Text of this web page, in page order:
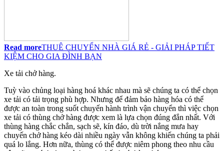
Read moreTHUÊ CHUYỂN NHÀ GIÁ RẺ - GIẢI PHÁP TIẾT
KIỆM CHO GIA ĐÌNH BẠN
Xe tải chở hàng.
Tuỳ vào chủng loại hàng hoá khác nhau mà sẽ chúng ta có thể chọn
xe tải có tải trọng phù hợp. Nhưng để đảm bảo hàng hóa có thể
được an toàn trong suốt chuyến hành trình vận chuyển thì việc chọn
xe tải có thùng chở hàng được xem là lựa chọn đúng đắn nhất. Với
thùng hàng chắc chắn, sạch sẽ, kín đáo, dù trời nắng mưa hay
chuyến chở hàng kéo dài nhiều ngày vẫn không khiến chúng ta phải
quá lo lắng. Hơn nữa, thùng có thể được niêm phong theo nhu cầu